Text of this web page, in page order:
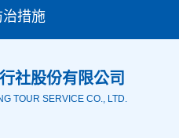
及說明文字，但不涉及特定個
措施
社股份有限公司
TOUR SERVICE CO., LTD.